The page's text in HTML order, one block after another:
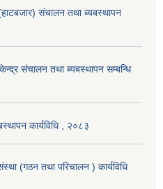
संचालन तथा ब्यबस्थापन
संचालन तथा ब्यबस्थापन सम्बन्धि
कार्यविधि , २०८३
(गठन तथा परिचालन ) कार्यविधि